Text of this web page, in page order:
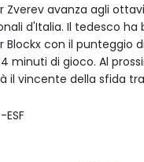
Zverev avanza agli
d'Italia. Il tedesco
Blockx con il punteggio
minuti di gioco. Al
il vincente della sfida tra